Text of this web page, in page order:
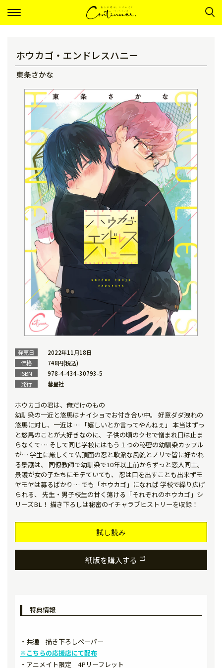
ナ
ゲ
ョ
ン
ホウカゴ・エンドレスハニー
東条さかな
発売日
2022年11月18日
価格
748円(税込)
ISBN
978-4-434-30793-5
発行
彗星社
ホウカゴの君は、俺だけのもの――
幼馴染の一近と悠馬はナイショでお付き合い中。 好意ダダ洩れの
悠馬に対し、一近は… 「嬉しいとか言ってやんねぇ」 本当はずっ
と悠馬のことが大好きなのに、 子供の頃のクセで憎まれ口は止ま
らなくて… そして同じ学校にはもう１つの秘密の幼馴染カップル
が… 学生に厳しくて仏頂面の忍と軟派な風貌とノリで皆に好かれ
る景護は、 同僚教師で幼馴染で――10年以上前からずっと恋人同士。
景護が女の子たちにモテていても、 忍は口を出すことも出来ずモ
ヤモヤは募るばかり… でも「ホウカゴ」になれば―― 学校で繰り広げ
られる、 先生・男子校生の甘く蕩ける「それぞれのホウカゴ」シ
リーズBL！ 描き下ろしは秘密のイチャラブヒストリーを収録！
試し読み
紙版を購入する
特典情報
・共通 描き下ろしペーパー
※こちらの応援店にて配布
・アニメイト限定 4Pリーフレット